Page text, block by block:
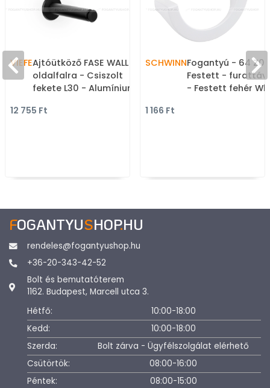
VIEFEAjtóütköző FASE WALL
oldalfalra - Csiszolt
fekete L30 - Alumínium -
ajtókitámasztó (padlóra
12 755 Ft
SCHWINNFogantyú - 64
Festett - furattáv
- Festett fehér
1 166 Ft
FOGANTYUSHOP.HU
rendeles@fogantyushop.hu
+36-20-343-42-52
Bolt és bemutatóterem
1162. Budapest, Marcell utca 3.
Hétfő:
10:00-18:00
Kedd:
10:00-18:00
Szerda:
Bolt zárva - Ügyfélszolgálat elérhető
Csütörtök:
08:00-16:00
Péntek:
08:00-15:00